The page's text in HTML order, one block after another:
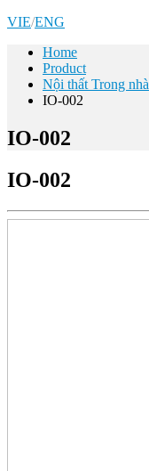
VIE/ENG
Home
Product
Nội thất Trong nhà
IO-002
IO-002
IO-002